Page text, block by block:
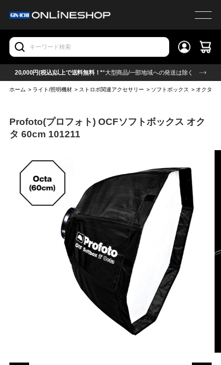
20,000円(税込)以上で送料無料！**大型商品/一部地域への発送は除く
ホーム > ライト/照明機材 > ストロボ関連アクセサリー > ソフトボックス > オクタ型
Profoto(プロフォト) OCFソフトボックス オク
タ 60cm 101211